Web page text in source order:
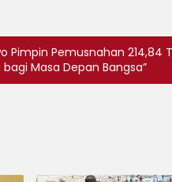
Pimpin Pemusnahan 214,84
Masa Depan Bangsa”